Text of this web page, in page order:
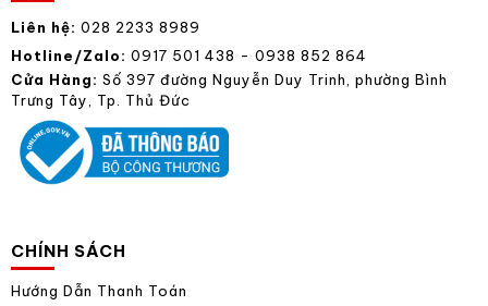
Liên hệ: 028 2233 8989
Hotline/Zalo: 0917 501 438 - 0938 852 864
Cửa Hàng: Số 397 đường Nguyễn Duy Trinh, phường Bình
Trưng Tây, Tp. Thủ Đức
CHÍNH SÁCH
Hướng Dẫn Thanh Toán